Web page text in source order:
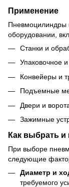
Применение
Пневмоцилиндры
оборудовании,
Станки и
Упаковочное
Конвейеры и
Подъемные
Двери и
Зажимные
Как выбрать и
При выборе
следующие
Диаметр и
требуемого